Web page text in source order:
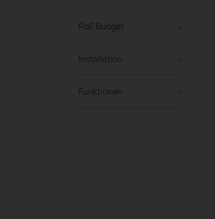
PoE Budget
Installation
Funktionen